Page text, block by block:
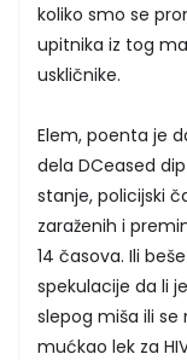
koliko smo se
upitnika iz tog
uskličnike.
Elem, poenta je
dela DCeased
stanje, policijski
zaraženih i
14 časova. Ili
spekulacije da li
slepog miša ili se
mućkao lek za